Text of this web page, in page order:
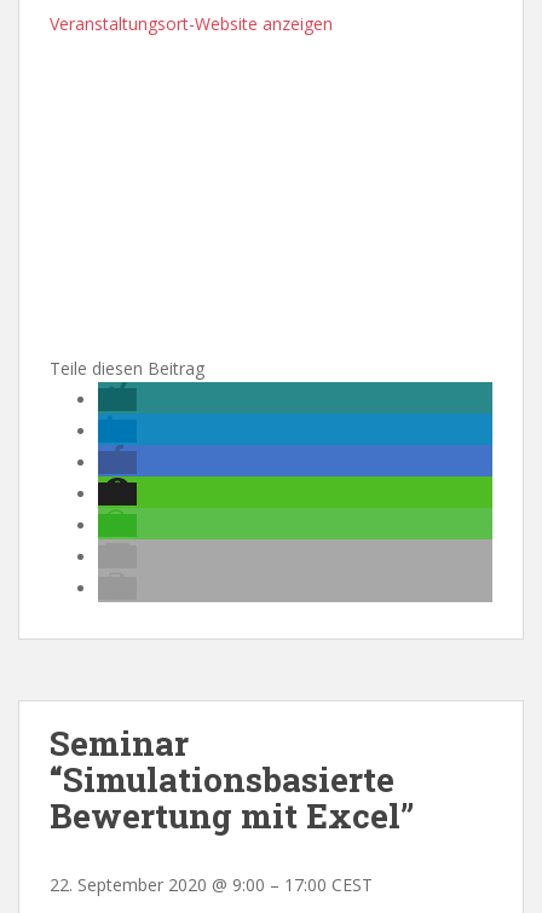
Veranstaltungsort-Website anzeigen
Teile diesen Beitrag
Seminar
“Simulationsbasierte
Bewertung mit Excel”
22. September 2020 @ 9:00 – 17:00 CEST